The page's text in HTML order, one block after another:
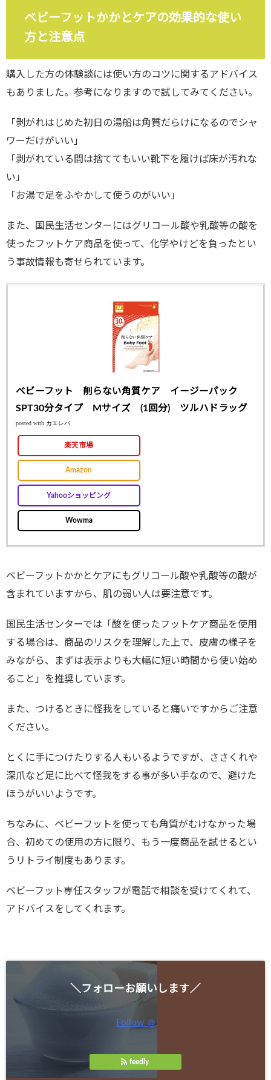
ベビーフットかかとケアの効果的な使い
方と注意点
購入した方の体験談には使い方のコツに関するアドバイス
もありました。参考になりますので試してみてください。
「剥がれはじめた初日の湯船は角質だらけになるのでシャ
ワーだけがいい」
「剥がれている間は捨ててもいい靴下を履けば床が汚れな
い」
「お湯で足をふやかして使うのがいい」
また、国民生活センターにはグリコール酸や乳酸等の酸を
使ったフットケア商品を使って、化学やけどを負ったとい
う事故情報も寄せられています。
ベビーフット 削らない角質ケア イージーパック
SPT30分タイプ Mサイズ (1回分) ツルハドラッグ
posted with カエレバ
楽天市場
Amazon
Yahooショッピング
Wowma
ベビーフットかかとケアにもグリコール酸や乳酸等の酸が
含まれていますから、肌の弱い人は要注意です。
国民生活センターでは「酸を使ったフットケア商品を使用
する場合は、商品のリスクを理解した上で、皮膚の様子を
みながら、まずは表示よりも大幅に短い時間から使い始め
ること」を推奨しています。
また、つけるときに怪我をしていると痛いですからご注意
ください。
とくに手につけたりする人もいるようですが、ささくれや
深爪など足に比べて怪我をする事が多い手なので、避けた
ほうがいいようです。
ちなみに、ベビーフットを使っても角質がむけなかった場
合、初めての使用の方に限り、もう一度商品を試せるとい
うリトライ制度もあります。
ベビーフット専任スタッフが電話で相談を受けてくれて、
アドバイスをしてくれます。
＼フォローお願いします／
Follow @
feedly